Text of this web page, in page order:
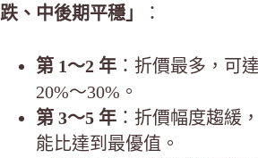
跌、中後期平穩」 ：
第 1～2 年 ：折價最多，可
20%～30%。
第 3～5 年 ：折價幅度趨緩
能比達到最優值。